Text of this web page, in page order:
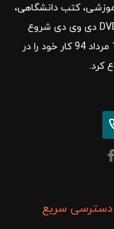
کتب دانشگاهی،
کتابهای زبان خارجه، انواع CD سی دی و DVD دی وی دی شروع
کرد.فروشگاه آنلاین کتاب مارکا در تاریخ 18 مرداد 94 کار خود را در
کرد.
دسترسی سریع